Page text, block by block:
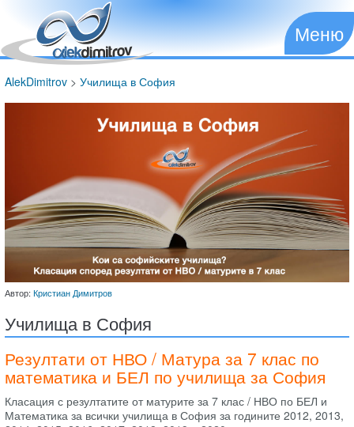
Меню
AlekDimitrov > Училища в София
Автор:Кристиан Димитров
Училища в София
Резултати от НВО / Матура за 7 клас по
математика и БЕЛ по училища за София
Класация с резултатите от матурите за 7 клас / НВО по БЕЛ и
Математика за всички училища в София за годините 2012, 2013,